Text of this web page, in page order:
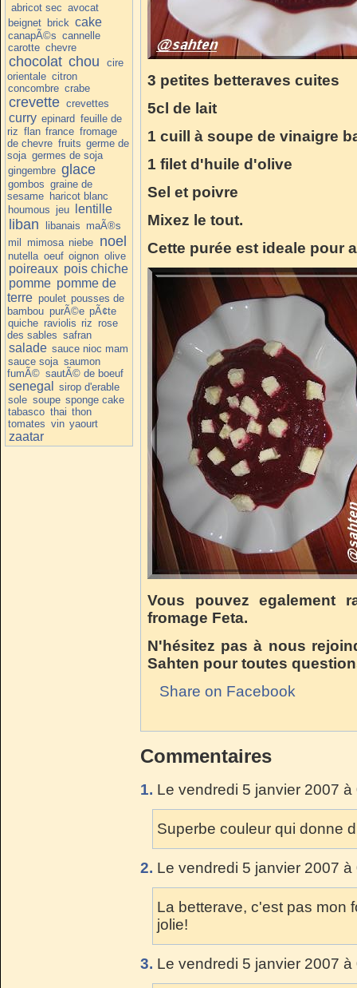
abricot sec avocat
beignet brick cake
canapÃ©s cannelle
carotte chevre
chocolat chou
cire
orientale citron
concombre crabe
crevette crevettes
curry epinard feuille de
riz flan france fromage
de chevre fruits germe de
soja germes de soja
gingembre glace
gombos graine de
sesame haricot blanc
houmous jeu lentille
liban libanais maÃ®s
mil mimosa niebe noel
nutella oeuf oignon olive
poireaux pois chiche
pomme pomme de
terre poulet pousses de
bambou purÃ©e pÃ¢te
quiche raviolis riz rose
des sables safran
salade sauce nioc mam
sauce soja saumon
fumÃ© sautÃ© de boeuf
senegal
sirop d'erable
sole soupe sponge cake
tabasco thai thon
tomates vin yaourt
zaatar
3 petites betteraves cuites
5cl de lait
1 cuill à soupe de vinaigre
1 filet d'huile d'olive
Sel et poivre
Mixez le tout.
Cette purée est ideale pour
Vous pouvez egalement
fromage Feta.
N'hésitez pas à nous
Sahten pour toutes
Share on Facebook
Commentaires
1. Le vendredi 5 janvier 2007
Superbe couleur qui donne
2. Le vendredi 5 janvier 2007
La betterave, c'est pas mon
jolie!
3. Le vendredi 5 janvier 2007